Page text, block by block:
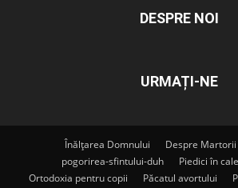
DESPRE NOI
URMAȚI-NE
Înălțarea Domnului
Despre Martorii
pogorirea-sfintului-duh
Piedici în
Ortodoxia pentru copii
Păcatul avortului